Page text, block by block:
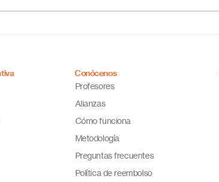
Conócenos
Profesores
Alianzas
Cómo funciona
Metodología
Preguntas frecuentes
Política de reembolso